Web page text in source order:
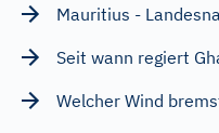
Mauritius -
Seit wann regiert
Welcher Wind